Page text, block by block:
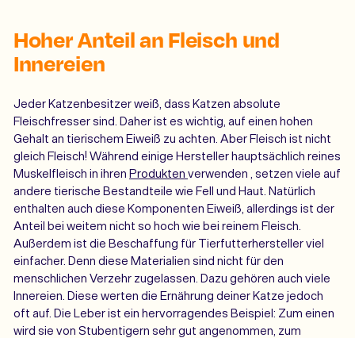
Hoher Anteil an Fleisch und
Innereien
Jeder Katzenbesitzer weiß, dass Katzen absolute
Fleischfresser sind. Daher ist es wichtig, auf einen hohen
Gehalt an tierischem Eiweiß zu achten. Aber Fleisch ist nicht
gleich Fleisch! Während einige Hersteller hauptsächlich reines
Muskelfleisch in ihren Produkten verwenden , setzen viele auf
andere tierische Bestandteile wie Fell und Haut. Natürlich
enthalten auch diese Komponenten Eiweiß, allerdings ist der
Anteil bei weitem nicht so hoch wie bei reinem Fleisch.
Außerdem ist die Beschaffung für Tierfutterhersteller viel
einfacher. Denn diese Materialien sind nicht für den
menschlichen Verzehr zugelassen. Dazu gehören auch viele
Innereien. Diese werten die Ernährung deiner Katze jedoch
oft auf. Die Leber ist ein hervorragendes Beispiel: Zum einen
wird sie von Stubentigern sehr gut angenommen, zum